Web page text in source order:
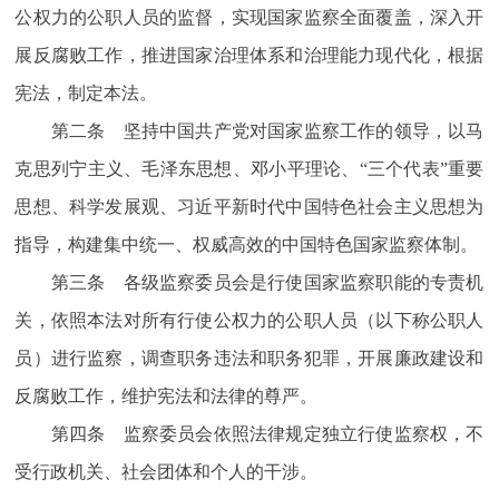
公权力的公职人员的监督，实现国家监察全面覆盖，深入开
展反腐败工作，推进国家治理体系和治理能力现代化，根据
宪法，制定本法。
第二条 坚持中国共产党对国家监察工作的领导，以马
克思列宁主义、毛泽东思想、邓小平理论、“三个代表”重要
思想、科学发展观、习近平新时代中国特色社会主义思想为
指导，构建集中统一、权威高效的中国特色国家监察体制。
第三条 各级监察委员会是行使国家监察职能的专责机
关，依照本法对所有行使公权力的公职人员（以下称公职人
员）进行监察，调查职务违法和职务犯罪，开展廉政建设和
反腐败工作，维护宪法和法律的尊严。
第四条 监察委员会依照法律规定独立行使监察权，不
受行政机关、社会团体和个人的干涉。